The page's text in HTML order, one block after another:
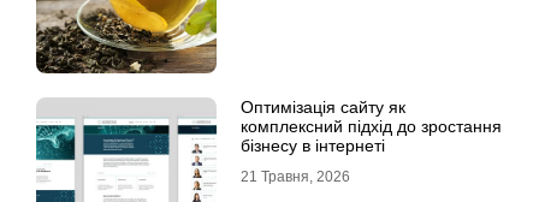
Оптимізація сайту як
комплексний підхід до зростання
бізнесу в інтернеті
21 Травня, 2026